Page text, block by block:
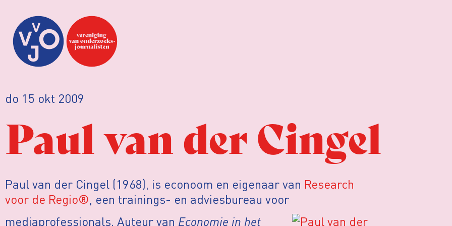
do 15 okt 2009
Paul van der Cingel
Paul van der Cingel (1968), is econoom en eigenaar van Research
voor de Regio®, een trainings- en adviesbureau voor
mediaprofessionals. Auteur van Economie in het